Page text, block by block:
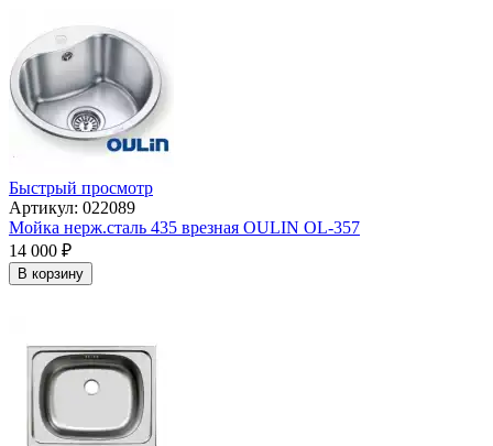
Быстрый просмотр
Артикул: 022089
Мойка нерж.сталь 435 врезная OULIN OL-357
14 000 ₽
В корзину